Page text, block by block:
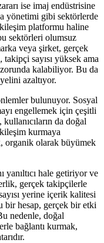
ise imaj endüstrisine
yönetimi gibi sektörlerde
platformu haline
sektörleri olumsuz
veya şirket, gerçek
sayısı yüksek ama
kalabiliyor. Bu da
azaltıyor.
bulunuyor. Sosyal
engellemek için çeşitli
da doğal
kurmaya
organik olarak büyümek
yanıltıcı hale getiriyor ve
gerçek takipçilerle
yerine içerik kalitesi
bir hesap, gerçek bir etki
nedenle, doğal
bağlantı kurmak,